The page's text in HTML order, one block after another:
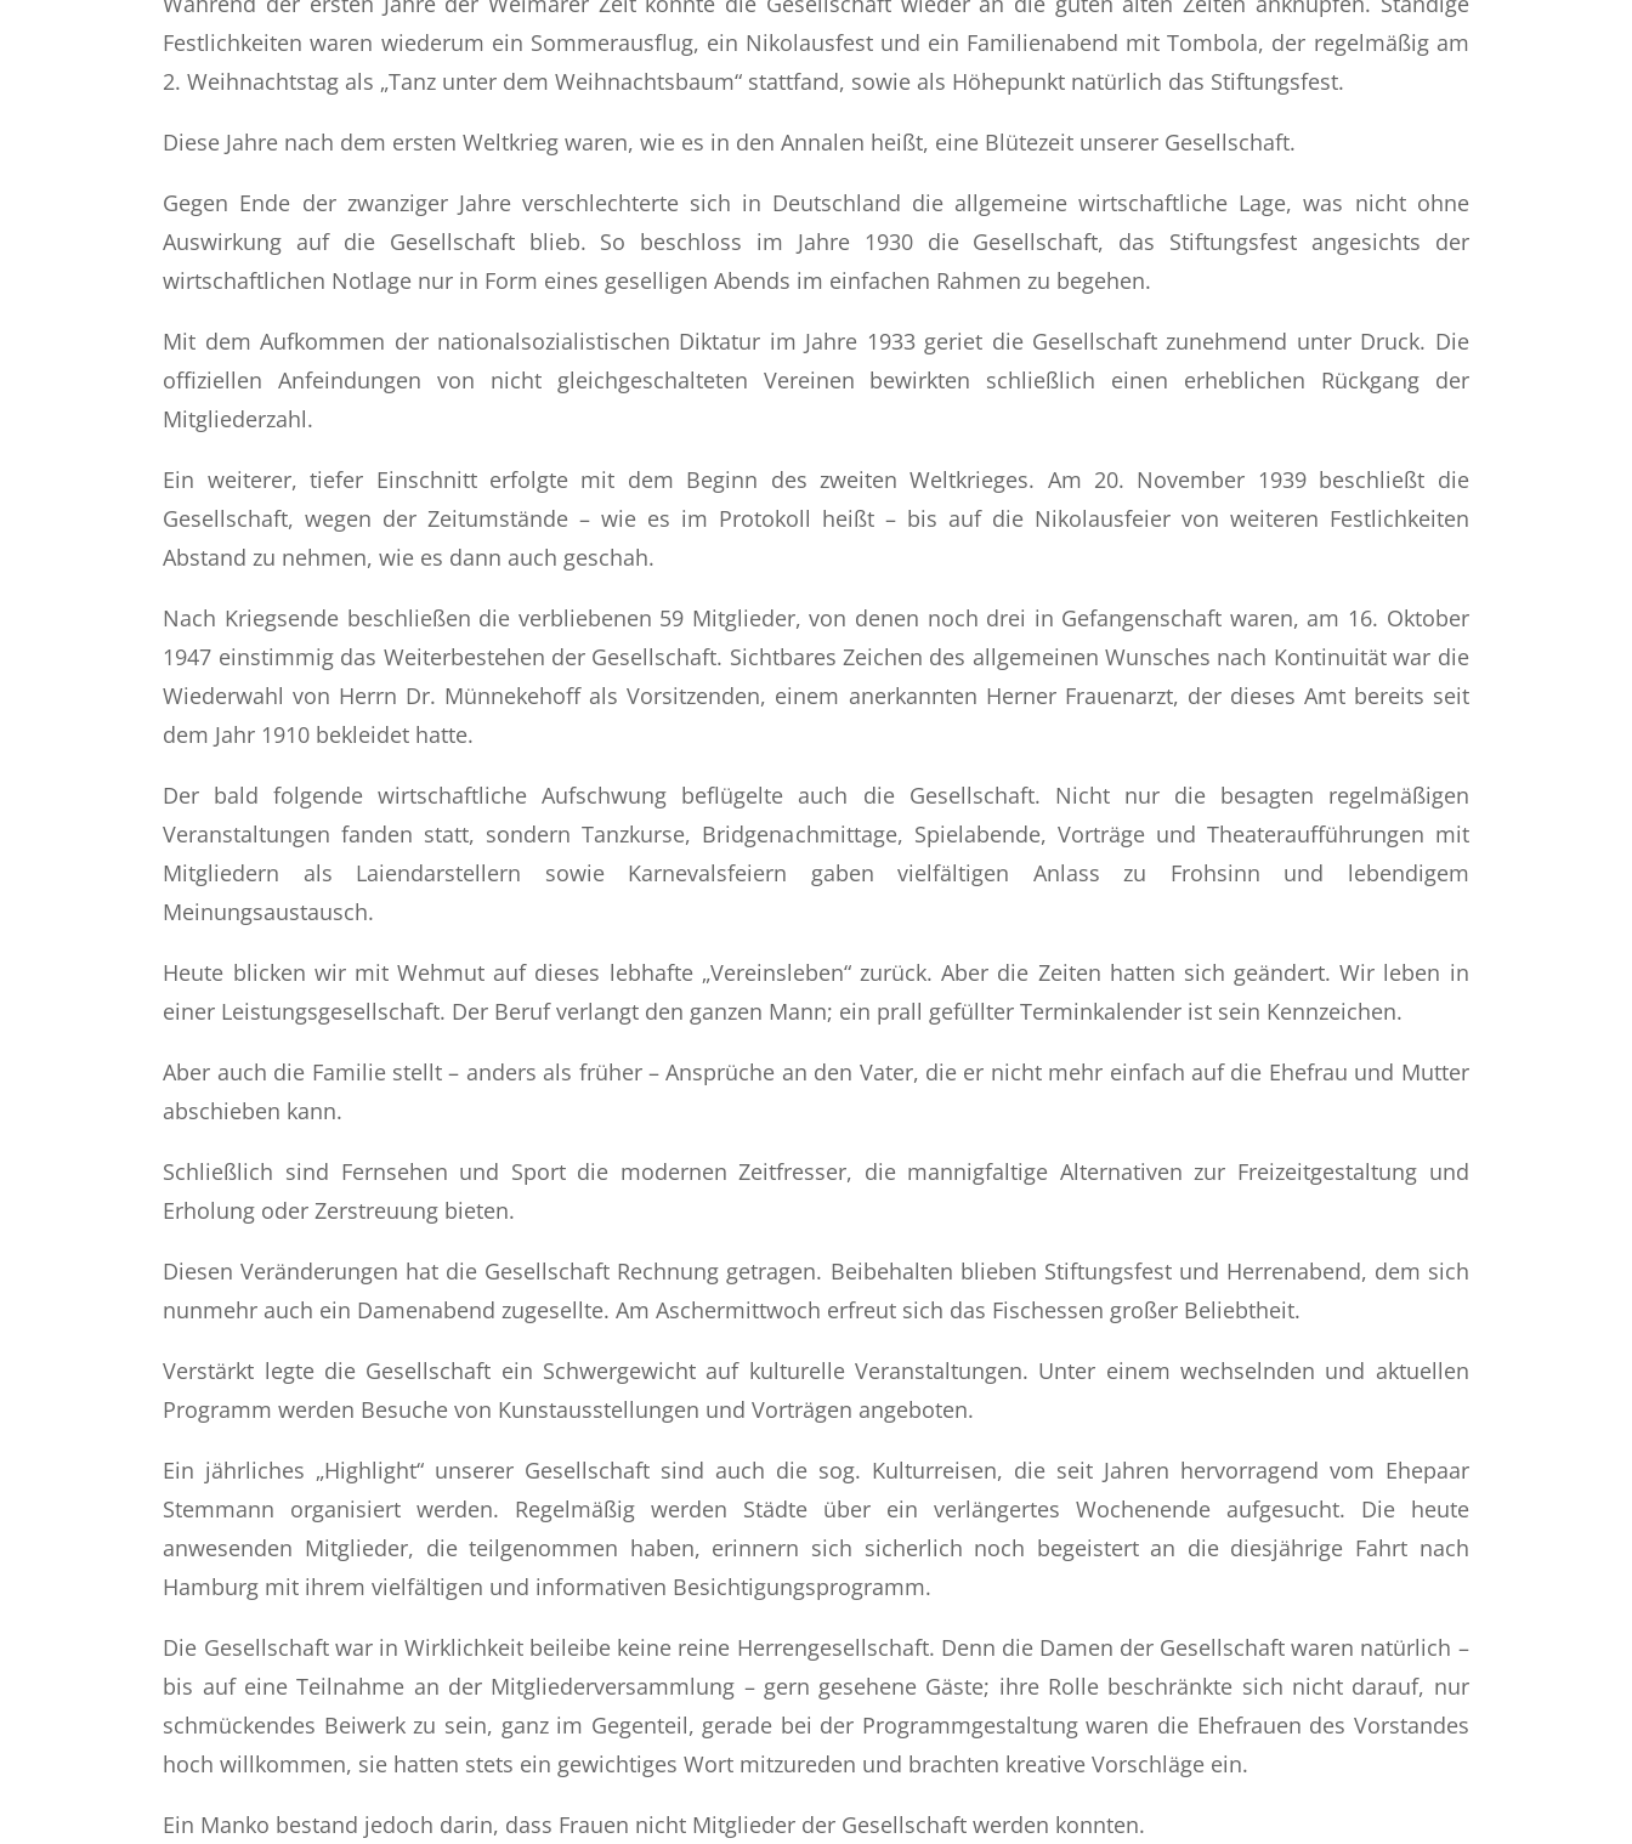
Festlichkeiten waren wiederum ein Sommerausflug, ein Nikolausfest und ein Familienabend mit Tombola, der regelmäßig am
2. Weihnachtstag als „Tanz unter dem Weihnachtsbaum“ stattfand, sowie als Höhepunkt natürlich das Stiftungsfest.
Diese Jahre nach dem ersten Weltkrieg waren, wie es in den Annalen heißt, eine Blütezeit unserer Gesellschaft.
Gegen Ende der zwanziger Jahre verschlechterte sich in Deutschland die allgemeine wirtschaftliche Lage, was nicht ohne
Auswirkung auf die Gesellschaft blieb. So beschloss im Jahre 1930 die Gesellschaft, das Stiftungsfest angesichts der
wirtschaftlichen Notlage nur in Form eines geselligen Abends im einfachen Rahmen zu begehen.
Mit dem Aufkommen der nationalsozialistischen Diktatur im Jahre 1933 geriet die Gesellschaft zunehmend unter Druck. Die
offiziellen Anfeindungen von nicht gleichgeschalteten Vereinen bewirkten schließlich einen erheblichen Rückgang der
Mitgliederzahl.
Ein weiterer, tiefer Einschnitt erfolgte mit dem Beginn des zweiten Weltkrieges. Am 20. November 1939 beschließt die
Gesellschaft, wegen der Zeitumstände – wie es im Protokoll heißt – bis auf die Nikolausfeier von weiteren Festlichkeiten
Abstand zu nehmen, wie es dann auch geschah.
Nach Kriegsende beschließen die verbliebenen 59 Mitglieder, von denen noch drei in Gefangenschaft waren, am 16. Oktober
1947 einstimmig das Weiterbestehen der Gesellschaft. Sichtbares Zeichen des allgemeinen Wunsches nach Kontinuität war die
Wiederwahl von Herrn Dr. Münnekehoff als Vorsitzenden, einem anerkannten Herner Frauenarzt, der dieses Amt bereits seit
dem Jahr 1910 bekleidet hatte.
Der bald folgende wirtschaftliche Aufschwung beflügelte auch die Gesellschaft. Nicht nur die besagten regelmäßigen
Veranstaltungen fanden statt, sondern Tanzkurse, Bridgenachmittage, Spielabende, Vorträge und Theateraufführungen mit
Mitgliedern als Laiendarstellern sowie Karnevalsfeiern gaben vielfältigen Anlass zu Frohsinn und lebendigem
Meinungsaustausch.
Heute blicken wir mit Wehmut auf dieses lebhafte „Vereinsleben“ zurück. Aber die Zeiten hatten sich geändert. Wir leben in
einer Leistungsgesellschaft. Der Beruf verlangt den ganzen Mann; ein prall gefüllter Terminkalender ist sein Kennzeichen.
Aber auch die Familie stellt – anders als früher – Ansprüche an den Vater, die er nicht mehr einfach auf die Ehefrau und Mutter
abschieben kann.
Schließlich sind Fernsehen und Sport die modernen Zeitfresser, die mannigfaltige Alternativen zur Freizeitgestaltung und
Erholung oder Zerstreuung bieten.
Diesen Veränderungen hat die Gesellschaft Rechnung getragen. Beibehalten blieben Stiftungsfest und Herrenabend, dem sich
nunmehr auch ein Damenabend zugesellte. Am Aschermittwoch erfreut sich das Fischessen großer Beliebtheit.
Verstärkt legte die Gesellschaft ein Schwergewicht auf kulturelle Veranstaltungen. Unter einem wechselnden und aktuellen
Programm werden Besuche von Kunstausstellungen und Vorträgen angeboten.
Ein jährliches „Highlight“ unserer Gesellschaft sind auch die sog. Kulturreisen, die seit Jahren hervorragend vom Ehepaar
Stemmann organisiert werden. Regelmäßig werden Städte über ein verlängertes Wochenende aufgesucht. Die heute
anwesenden Mitglieder, die teilgenommen haben, erinnern sich sicherlich noch begeistert an die diesjährige Fahrt nach
Hamburg mit ihrem vielfältigen und informativen Besichtigungsprogramm.
Die Gesellschaft war in Wirklichkeit beileibe keine reine Herrengesellschaft. Denn die Damen der Gesellschaft waren natürlich –
bis auf eine Teilnahme an der Mitgliederversammlung – gern gesehene Gäste; ihre Rolle beschränkte sich nicht darauf, nur
schmückendes Beiwerk zu sein, ganz im Gegenteil, gerade bei der Programmgestaltung waren die Ehefrauen des Vorstandes
hoch willkommen, sie hatten stets ein gewichtiges Wort mitzureden und brachten kreative Vorschläge ein.
Ein Manko bestand jedoch darin, dass Frauen nicht Mitglieder der Gesellschaft werden konnten.